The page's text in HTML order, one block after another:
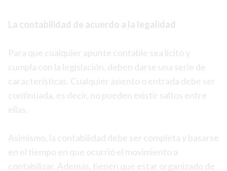
La contabilidad de acuerdo a la legalidad
Para que cualquier apunte contable sea lícito y
cumpla con la legislación, deben darse una serie de
características. Cualquier asiento o entrada debe ser
continuada, es decir, no pueden existir saltos entre
ellas.
Asimismo, la contabilidad debe ser completa y basarse
en el tiempo en que ocurrió el movimiento a
contabilizar. Además, tienen que estar organizado de